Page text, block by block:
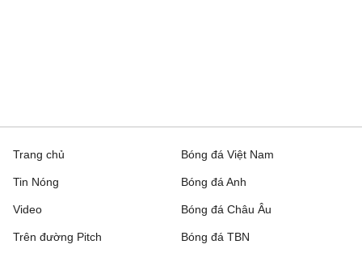
Trang chủ
Tin Nóng
Video
Trên đường Pitch
Bóng đá Việt Nam
Bóng đá Anh
Bóng đá Châu Âu
Bóng đá TBN